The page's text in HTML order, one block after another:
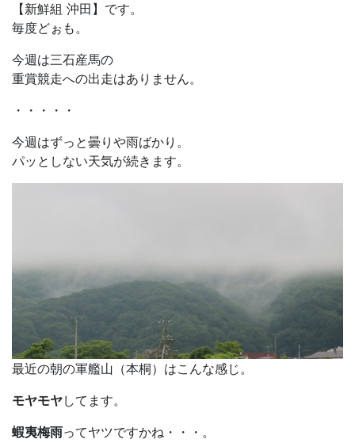
【新鮮組 沖田】です。
毎度どぉも。
今週は三石産馬の
重賞競走への出走はありません。
・・・・・
今週はずっと曇りや雨ばかり。
パッとしない天気が続きます。
最近の朝の軍艦山（本桐）はこんな感じ。
モヤモヤしてます。
蝦夷梅雨ってヤツですかね・・・。